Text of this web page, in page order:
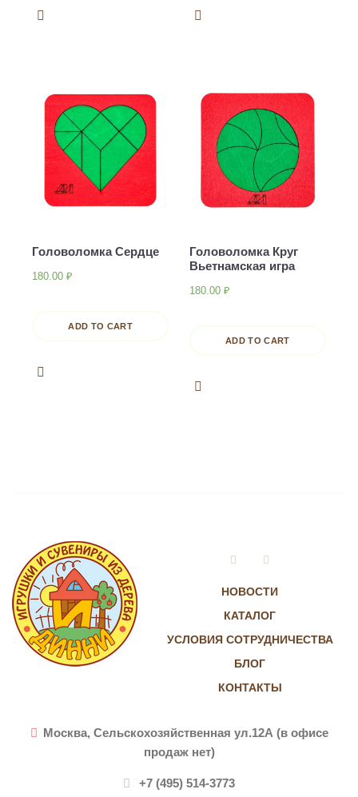
Головоломка Сердце
180.00 ₽
ADD TO CART
Головоломка Круг
Вьетнамская игра
180.00 ₽
ADD TO CART
НОВОСТИ
КАТАЛОГ
УСЛОВИЯ СОТРУДНИЧЕСТВА
БЛОГ
КОНТАКТЫ
VkontakteInstagram
Москва, Сельскохозяйственная ул.12А (в офисе
продаж нет)
+7 (495) 514-3773